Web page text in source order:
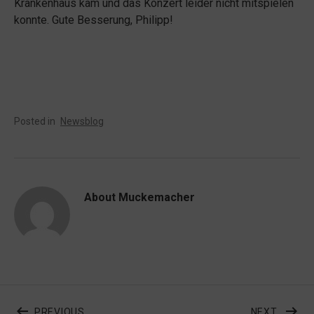
Krankenhaus kam und das Konzert leider nicht mitspielen
konnte. Gute Besserung, Philipp!
Posted in Newsblog
About Muckemacher
PREVIOUS POST: MUCKEMACHER IM BR KINDERRADIO
NEXT